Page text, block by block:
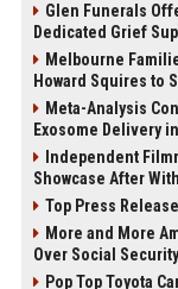
Glen Funerals
Dedicated Grief
Melbourne
Howard Squires to
Meta-Analysis
Exosome Delivery
Independent
Showcase After
Top Press
More and More
Over Social
Pop Top Toyota